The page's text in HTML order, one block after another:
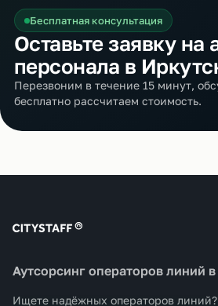
Бесплатная консультация
Оставьте заявку на
персонала в
Перезвоним в течение 15 минут,
бесплатно рассчитаем стоимость.
Аутсорсинг операторов линий в
Ищете надёжных операторов